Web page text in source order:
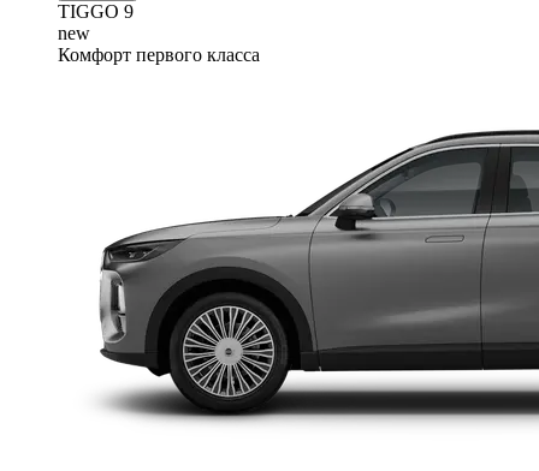
TIGGO 9
new
Комфорт первого класса